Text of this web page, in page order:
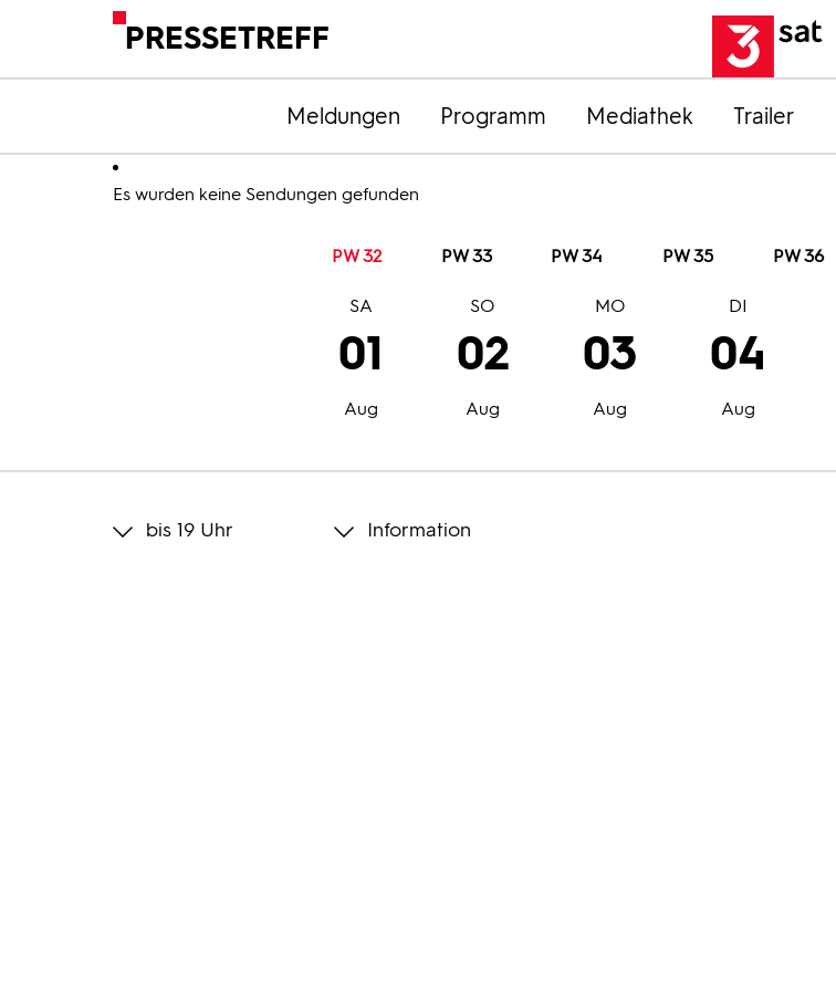
PRESSETREFF
Meldungen Programm Mediathek Trailer
Es wurden keine Sendungen gefunden
PW 32 PW 33 PW 34 PW 35 PW 36
01
Aug
SA
02
Aug
SO
03
Aug
MO
04
Aug
DI
bis 19 Uhr Information